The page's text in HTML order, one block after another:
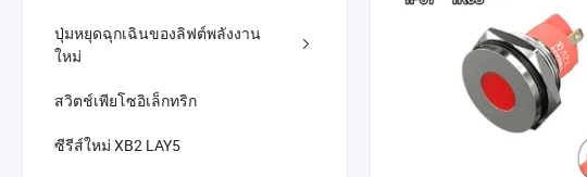
ปุ่มหยุดฉุกเฉินของลิฟต์พลังงาน
ใหม่
สวิตช์เพียโซอิเล็กทริก
ซีรีส์ใหม่ XB2 LAY5